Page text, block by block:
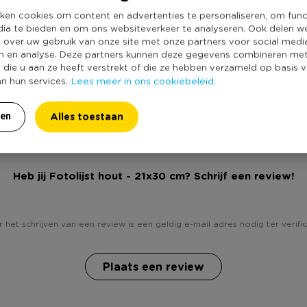
cookies om content en advertenties te personaliseren, om
te bieden en om ons websiteverkeer te analyseren. Ook delen
uw gebruik van onze site met onze partners voor social
en analyse. Deze partners kunnen deze gegevens combineren
u aan ze heeft verstrekt of die ze hebben verzameld op basis
hun services. Lees meer in ons cookiebeleid.
Alles toestaan
buitenafmeting van deze lijst is
Productlengte
Foto afmeting
Heb jij Fotolijst hout - 21x30 cm? Schrijf een review!
het schrijven van een review is een geldig e-mail adres nodig ter
Plaats een review